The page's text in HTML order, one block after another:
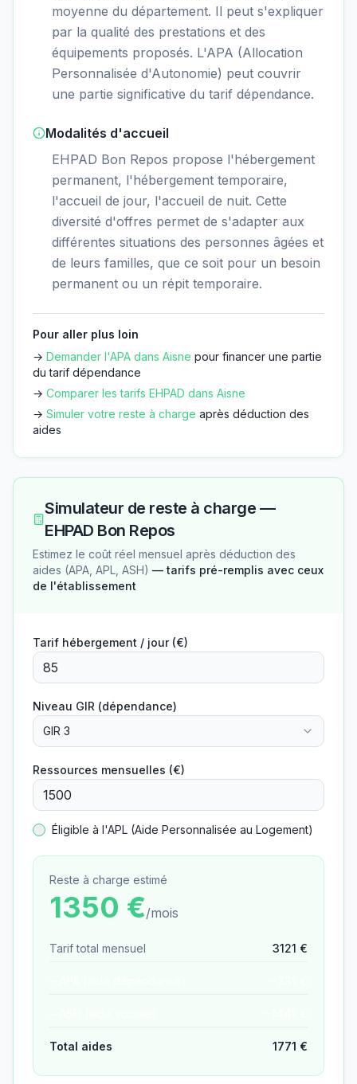
moyenne du département. Il peut s'expliquer
par la qualité des prestations et des
équipements proposés. L'APA (Allocation
Personnalisée d'Autonomie) peut couvrir
une partie significative du tarif dépendance.
Modalités d'accueil
EHPAD Bon Repos propose l'hébergement
permanent, l'hébergement temporaire,
l'accueil de jour, l'accueil de nuit. Cette
diversité d'offres permet de s'adapter aux
différentes situations des personnes âgées et
de leurs familles, que ce soit pour un besoin
permanent ou un répit temporaire.
Pour aller plus loin
→ Demander l'APA dans Aisne pour financer une partie
du tarif dépendance
→ Comparer les tarifs EHPAD dans Aisne
→ Simuler votre reste à charge après déduction des
aides
Simulateur de reste à charge —
EHPAD Bon Repos
Estimez le coût réel mensuel après déduction des
aides (APA, APL, ASH) — tarifs pré-remplis avec ceux
de l'établissement
Tarif hébergement / jour (€)
Niveau GIR (dépendance)
GIR 3
Ressources mensuelles (€)
Éligible à l'APL (Aide Personnalisée au Logement)
Reste à charge estimé
1350 €/mois
Tarif total mensuel 3121 €
Total aides 1771 €